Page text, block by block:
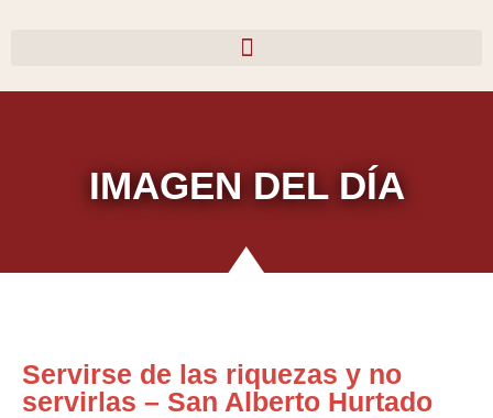
IMAGEN DEL DÍA
Servirse de las riquezas y no
servirlas – San Alberto Hurtado